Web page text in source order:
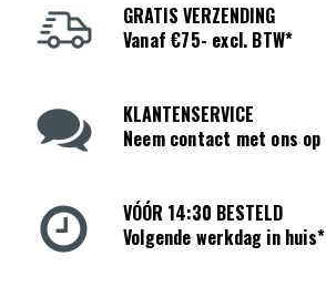
GRATIS VERZENDING
Vanaf €75- excl. BTW*
KLANTENSERVICE
Neem contact met ons op
VÓÓR 14:30 BESTELD
Volgende werkdag in huis*